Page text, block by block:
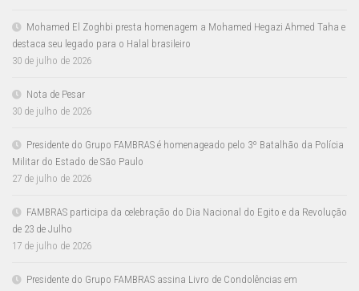
Mohamed El Zoghbi presta homenagem a Mohamed Hegazi Ahmed Taha e
destaca seu legado para o Halal brasileiro
30 de julho de 2026
Nota de Pesar
30 de julho de 2026
Presidente do Grupo FAMBRAS é homenageado pelo 3º Batalhão da Polícia
Militar do Estado de São Paulo
27 de julho de 2026
FAMBRAS participa da celebração do Dia Nacional do Egito e da Revolução
de 23 de Julho
17 de julho de 2026
Presidente do Grupo FAMBRAS assina Livro de Condolências em